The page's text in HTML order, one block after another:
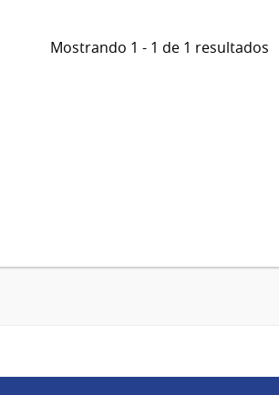
Mostrando 1 - 1 de 1 resultados